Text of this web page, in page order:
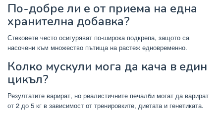
По-добре ли е от приема на една
хранителна добавка?
Стековете често осигуряват по-широка подкрепа, защото са
насочени към множество пътища на растеж едновременно.
Колко мускули мога да кача в един
цикъл?
Резултатите варират, но реалистичните печалби могат да варират
от 2 до 5 кг в зависимост от тренировките, диетата и генетиката.